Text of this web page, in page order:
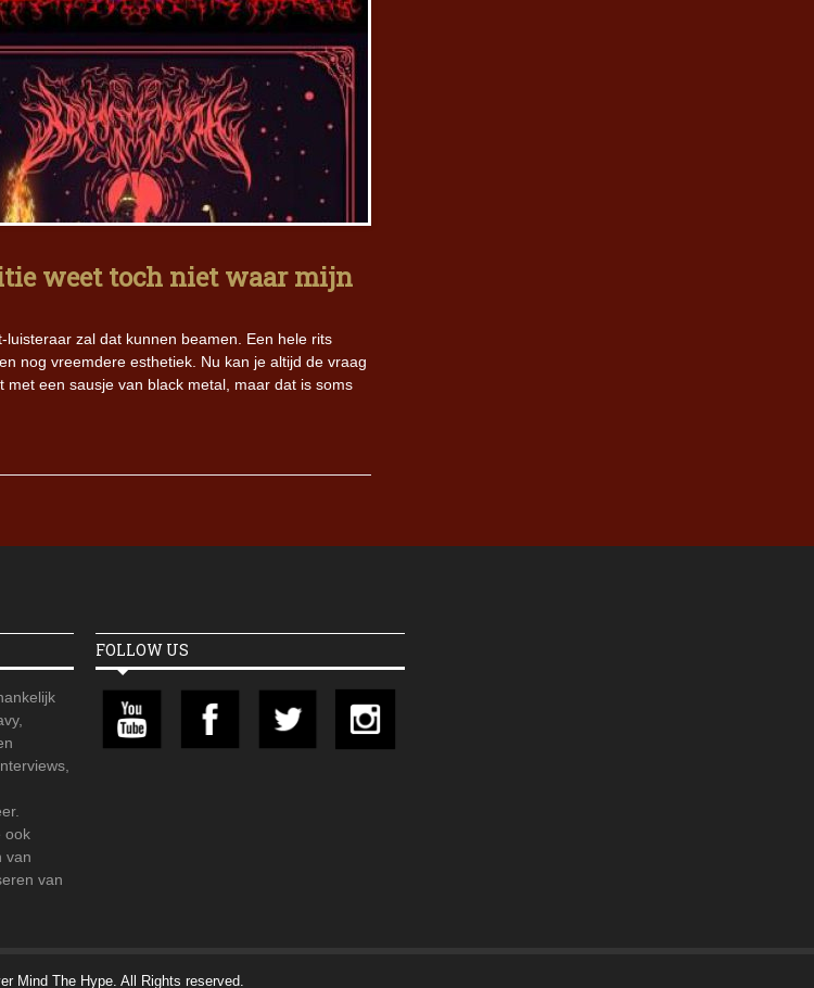
weet toch niet waar mijn
zal dat kunnen beamen. Een hele rits
nog vreemdere esthetiek. Nu kan je altijd de vraag
een sausje van black metal, maar dat is soms
ook
van
van
FOLLOW US
Mind The Hype. All Rights reserved.